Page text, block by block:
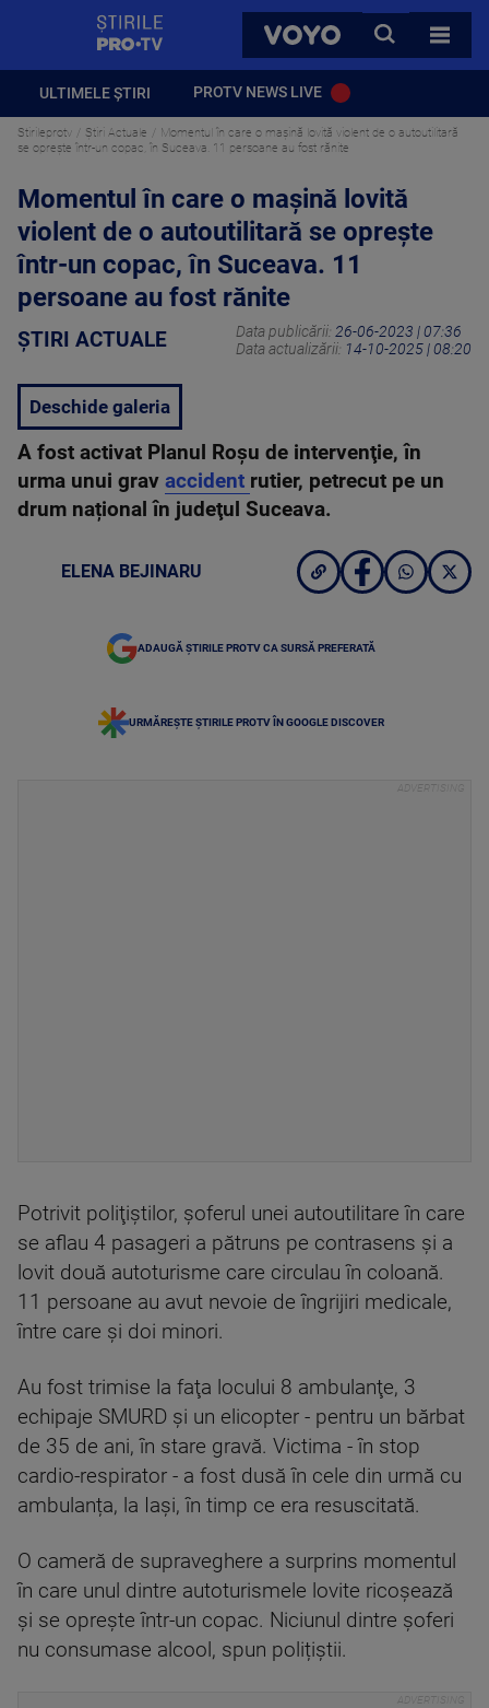
VOYO
CAUTA
TOATE
ULTIMELE ȘTIRI PROTV NEWS LIVE
Stirileprotv Știri Actuale
Momentul în care o mașină lovită violent de o autoutilitară
se opreşte într-un copac, în Suceava. 11 persoane au fost rănite
Momentul în care o mașină lovită
violent de o autoutilitară se opreşte
într-un copac, în Suceava. 11
persoane au fost rănite
ȘTIRI ACTUALE Data publicării: 26-06-2023 | 07:36
Data actualizării: 14-10-2025 | 08:20
Deschide galeria
A fost activat Planul Roşu de intervenţie, în
urma unui grav accident rutier, petrecut pe un
drum național în judeţul Suceava.
ELENA BEJINARU
ADAUGĂ ȘTIRILE PROTV CA SURSĂ PREFERATĂ
URMĂREȘTE ȘTIRILE PROTV ÎN GOOGLE DISCOVER
Potrivit poliţiştilor, şoferul unei autoutilitare în care
se aflau 4 pasageri a pătruns pe contrasens și a
lovit două autoturisme care circulau în coloană.
11 persoane au avut nevoie de îngrijiri medicale,
între care și doi minori.
Au fost trimise la faţa locului 8 ambulanţe, 3
echipaje SMURD şi un elicopter - pentru un bărbat
de 35 de ani, în stare gravă. Victima - în stop
cardio-respirator - a fost dusă în cele din urmă cu
ambulanța, la Iași, în timp ce era resuscitată.
O cameră de supraveghere a surprins momentul
în care unul dintre autoturismele lovite ricoşează
și se opreşte într-un copac. Niciunul dintre şoferi
nu consumase alcool, spun polițiștii.